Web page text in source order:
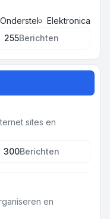
Onderstel
Elektronica
255Berichten
sites en
300Berichten
en